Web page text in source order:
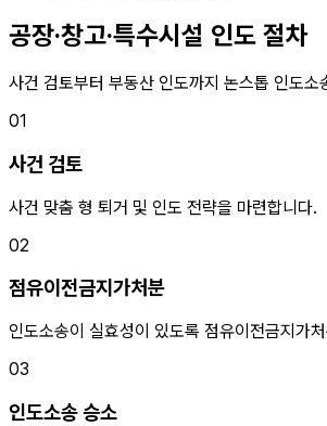
공장·창고·특수시설 인도 절차
사건 검토부터 부동산 인도까지 논스톱 인도소
01
사건 검토
사건 맞춤 형 퇴거 및 인도 전략을 마련합니다.
02
점유이전금지가처분
인도소송이 실효성이 있도록 점유이전금지가
03
인도소송 승소